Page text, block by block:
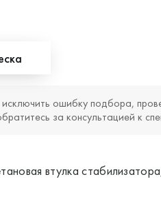
ошибку подбора,
за консультацией к
втулка